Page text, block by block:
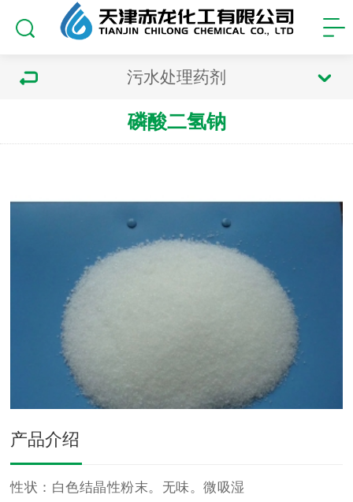
污水处理药剂
磷酸二氢钠
产品介绍
性状：白色结晶性粉末。无味。微吸湿